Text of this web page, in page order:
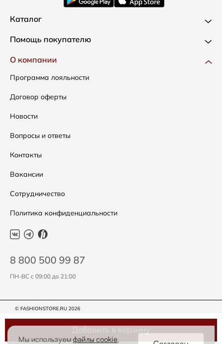
Добавить в корзину
Каталог
Новинки
Одежда
Сумки
Аксессуары
Распродажа
Подарочные сертификаты
Помощь покупателю
Доставка и оплата
Как оформить заказ
Условия возвратов
Таблица размеров
Уход за одеждой
О компании
Программа лояльности
Договор оферты
Новости
Вопросы и ответы
Контакты
Вакансии
Сотрудничество
Политика конфиденциальности
8 800 500 99 87
ПН-ВС с 09:00 до 21:00
© FASHIONSTORE.RU 2026
Мы используемфайлы cookie